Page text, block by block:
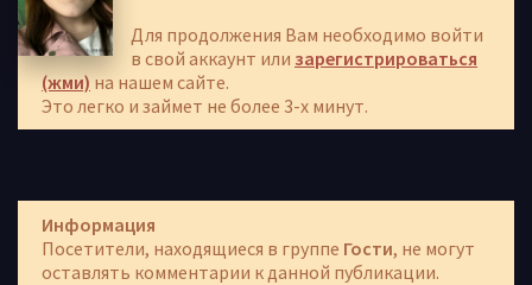
Для продолжения Вам необходимо войти
в свой аккаунт или зарегистрироваться
(жми) на нашем сайте.
Это легко и займет не более 3-х минут.
Информация
Посетители, находящиеся в группе Гости, не могут
оставлять комментарии к данной публикации.